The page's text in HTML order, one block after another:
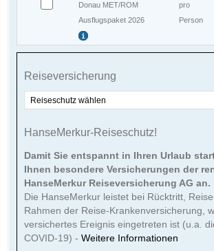
Donau MET/ROM
Ausflugspaket 2026
pro
Person
Reisever­sicherung
HanseMerkur-Reiseschutz!
Damit Sie entspannt in Ihren Urlaub
Ihnen besondere Versicherungen der
HanseMerkur Reiseversicherung AG an.
Die HanseMerkur leistet bei Rücktritt,
Rahmen der Reise-Krankenversicherung,
versichertes Ereignis eingetreten ist (u.a.
COVID-19) -Weitere Informationen